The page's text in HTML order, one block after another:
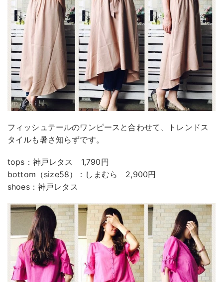
フィッシュテールのワンピースと合わせて、トレンドス
タイルも暑さ知らずです。
tops：神戸レタス 1,790円
bottom（size58）：しまむら 2,900円
shoes：神戸レタス